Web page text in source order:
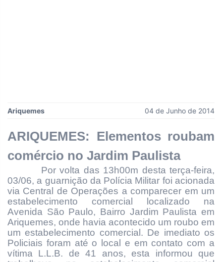
Ariquemes 04 de Junho de 2014
ARIQUEMES: Elementos roubam
comércio no Jardim Paulista
Por volta das 13h00m desta terça-feira,
03/06, a guarnição da Polícia Militar foi acionada
via Central de Operações a comparecer em um
estabelecimento comercial localizado na
Avenida São Paulo, Bairro Jardim Paulista em
Ariquemes, onde havia acontecido um roubo em
um estabelecimento comercial. De imediato os
Policiais foram até o local e em contato com a
vítima L.L.B. de 41 anos, esta informou que